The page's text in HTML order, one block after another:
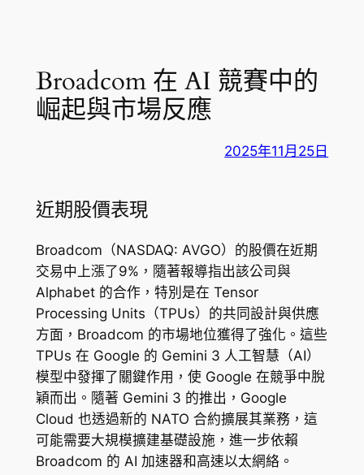
Broadcom 在 AI 競賽中的
崛起與市場反應
2025年11月25日
近期股價表現
Broadcom（NASDAQ: AVGO）的股價在近期
交易中上漲了9%，隨著報導指出該公司與
Alphabet 的合作，特別是在 Tensor
Processing Units（TPUs）的共同設計與供應
方面，Broadcom 的市場地位獲得了強化。這些
TPUs 在 Google 的 Gemini 3 人工智慧（AI）
模型中發揮了關鍵作用，使 Google 在競爭中脫
穎而出。隨著 Gemini 3 的推出，Google
Cloud 也透過新的 NATO 合約擴展其業務，這
可能需要大規模擴建基礎設施，進一步依賴
Broadcom 的 AI 加速器和高速以太網絡。